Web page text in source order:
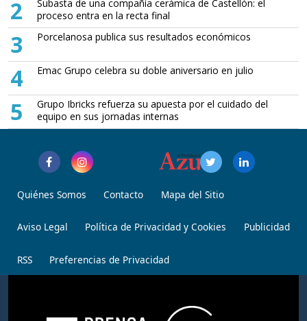
2
Subasta de una compañía cerámica de Castellón: el
proceso entra en la recta final
3 Porcelanosa publica sus resultados económicos
4 Emac Grupo celebra su doble aniversario en julio
5
Grupo Ibricks refuerza su apuesta por el cuidado del
equipo en sus jornadas internas
Quiénes Somos Contacto Mapa del Sitio
Aviso Legal Política de Privacidad y Cookies Publicidad
RSS Preferencias de Privacidad